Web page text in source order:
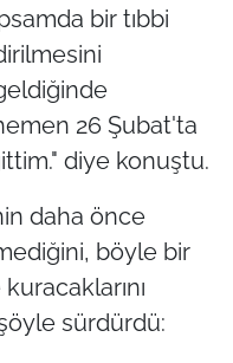
bir tıbbi
26 Şubat'ta
diye konuştu.
daha önce
böyle bir
sürdürdü: